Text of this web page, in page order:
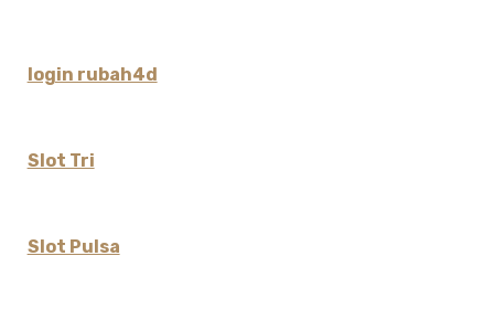
login rubah4d
Slot Tri
Slot Pulsa